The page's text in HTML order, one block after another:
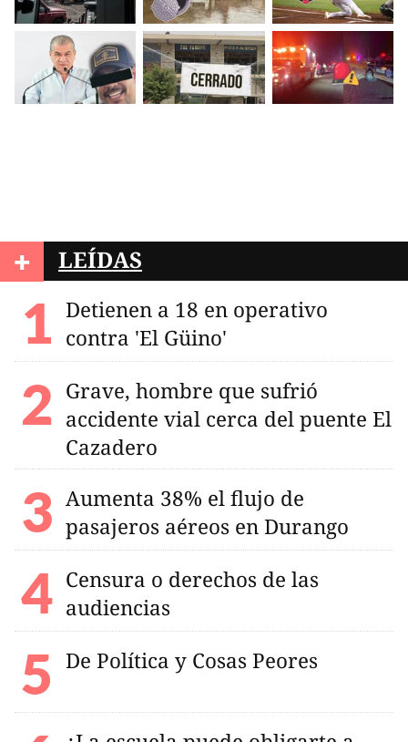
+ LEÍDAS
Detienen a 18 en operativo
contra 'El Güino'
Grave, hombre que sufrió
accidente vial cerca del puente El
Cazadero
Aumenta 38% el flujo de
pasajeros aéreos en Durango
Censura o derechos de las
audiencias
De Política y Cosas Peores